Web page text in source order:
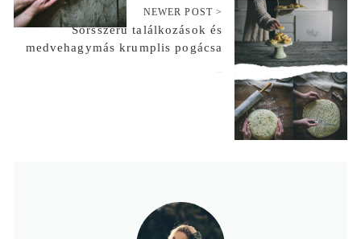
NEWER POST >
Sorsszerű találkozások és
medvehagymás krumplis pogácsa